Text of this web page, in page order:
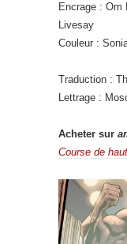
Encrage : Om
Livesay
Couleur :
Traduction :
Lettrage :
Acheter sur
Course de